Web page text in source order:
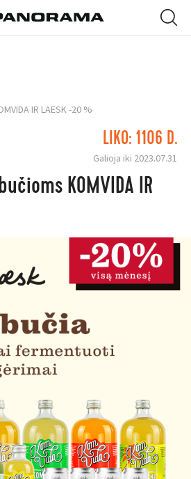
IR LAESK -20 %
LIKO: 1106 D.
Galioja iki 2023.07.31
KOMVIDA IR